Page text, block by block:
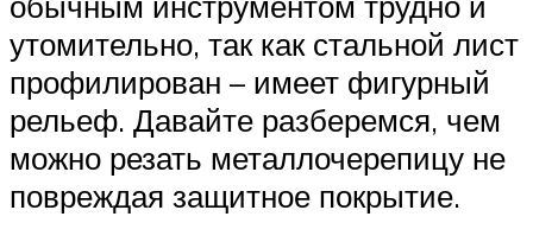
утомительно, так как стальной лист
профилирован – имеет фигурный
рельеф. Давайте разберемся, чем
можно резать металлочерепицу не
повреждая защитное покрытие.